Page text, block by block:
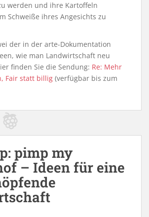
werden und ihre Kartoffeln
Schweiße ihres Angesichts zu
der in der arte-Dokumentation
wie man Landwirtschaft neu
finden Sie die Sendung: Re: Mehr
Fair statt billig (verfügbar bis zum
pimp my
– Ideen für eine